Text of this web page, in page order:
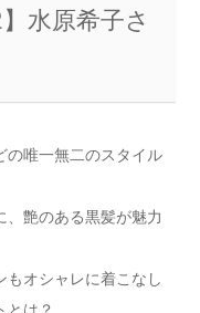
水原希子さ
の唯一無二のスタイル
艶のある黒髪が魅力
オシャレに着こなし